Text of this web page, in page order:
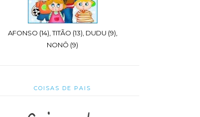
AFONSO (14), TITÃO (13), DUDU (9),
NONÔ (9)
COISAS DE PAIS